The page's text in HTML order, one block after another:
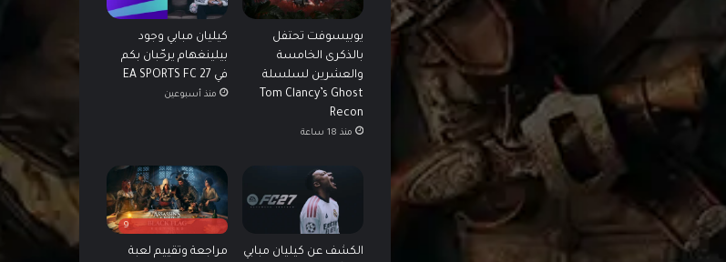
يوبيسوفت تحتفل
بالذكرى الخامسة
والعشرين لسلسلة
Tom Clancy’s Ghost
Recon
منذ 18 ساعة
كيليان مبابي وجود
بيلينغهام يرحّبان بكم
في EA SPORTS FC 27
منذ أسبوعين
الكشف عن كيليان مبابي
9
مراجعة وتقييم لعبة